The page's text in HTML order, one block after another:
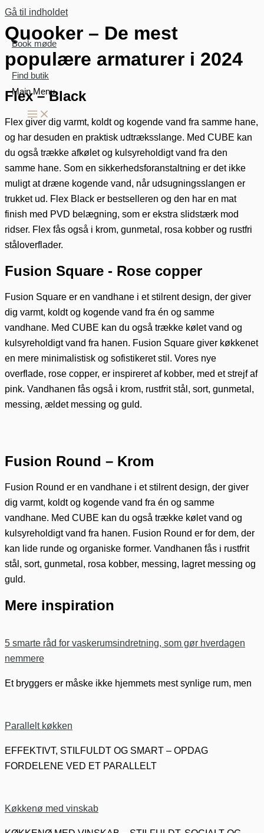
Gå til indholdet
Book møde
Find butik
Main Menu
Quooker – De mest
populære armaturer i 2024
Flex – Black
Flex giver dig varmt, koldt og kogende vand fra samme hane,
og har desuden en praktisk udtræksslange. Med CUBE kan
du også trække afkølet og kulsyreholdigt vand fra den
samme hane. Som en sikkerhedsforanstaltning er det ikke
muligt at dræne kogende vand, når udsugningsslangen er
trukket ud. Flex Black er bestselleren og den har en mat
finish med PVD belægning, som er ekstra slidstærk mod
ridser. Flex fås også i krom, gunmetal, rosa kobber og rustfri
ståloverflader.
Fusion Square - Rose copper
Fusion Square er en vandhane i et stilrent design, der giver
dig varmt, koldt og kogende vand fra én og samme
vandhane. Med CUBE kan du også trække kølet vand og
kulsyreholdigt vand fra hanen. Fusion Square giver køkkenet
en mere minimalistisk og sofistikeret stil. Vores nye
overflade, rose copper, er inspireret af kobber, med et strejf af
pink. Vandhanen fås også i krom, rustfrit stål, sort, gunmetal,
messing, ældet messing og guld.
Fusion Round – Krom
Fusion Round er en vandhane i et stilrent design, der giver
dig varmt, koldt og kogende vand fra én og samme
vandhane. Med CUBE kan du også trække kølet vand og
kulsyreholdigt vand fra hanen. Fusion Round er for dem, der
kan lide runde og organiske former. Vandhanen fås i rustfrit
stål, sort, gunmetal, rosa kobber, messing, lagret messing og
guld.
Mere inspiration
5 smarte råd for vaskerumsindretning, som gør hverdagen
nemmere
Et bryggers er måske ikke hjemmets mest synlige rum, men
Parallelt køkken
EFFEKTIVT, STILFULDT OG SMART – OPDAG
FORDELENE VED ET PARALLELT
Køkkenø med vinskab